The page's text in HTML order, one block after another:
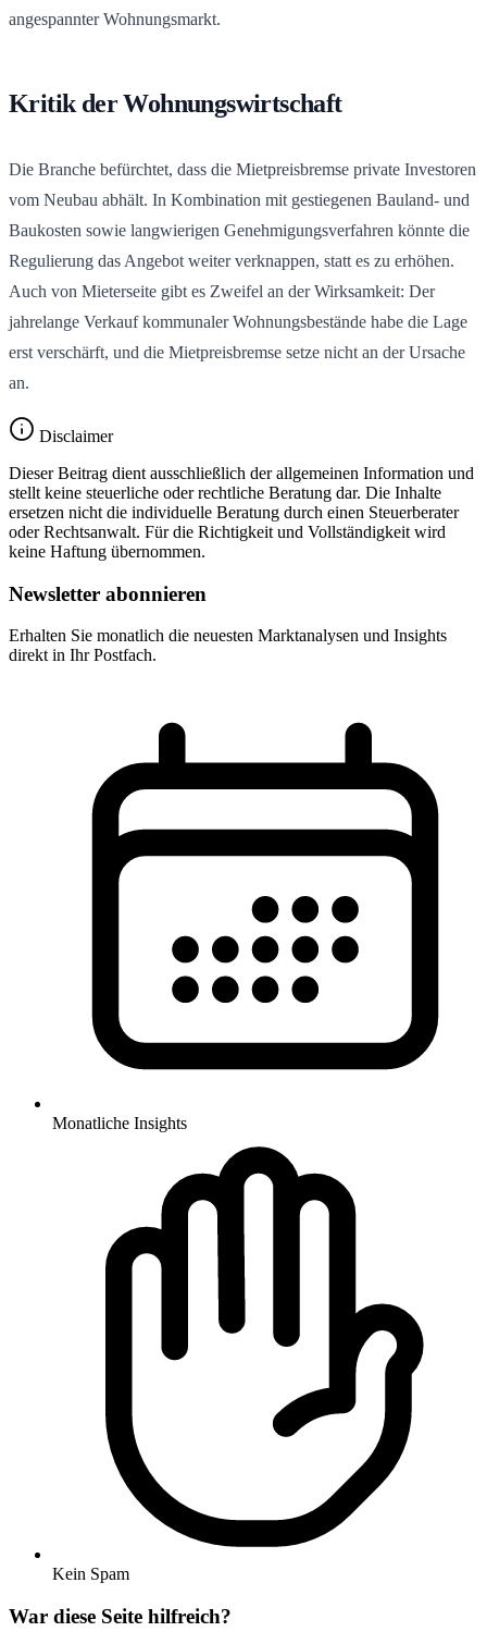
angespannter Wohnungsmarkt.
Kritik der Wohnungswirtschaft
Die Branche befürchtet, dass die Mietpreisbremse private Investoren
vom Neubau abhält. In Kombination mit gestiegenen Bauland- und
Baukosten sowie langwierigen Genehmigungsverfahren könnte die
Regulierung das Angebot weiter verknappen, statt es zu erhöhen.
Auch von Mieterseite gibt es Zweifel an der Wirksamkeit: Der
jahrelange Verkauf kommunaler Wohnungsbestände habe die Lage
erst verschärft, und die Mietpreisbremse setze nicht an der Ursache
an.
Disclaimer
Dieser Beitrag dient ausschließlich der allgemeinen Information und
stellt keine steuerliche oder rechtliche Beratung dar. Die Inhalte
ersetzen nicht die individuelle Beratung durch einen Steuerberater
oder Rechtsanwalt. Für die Richtigkeit und Vollständigkeit wird
keine Haftung übernommen.
Newsletter abonnieren
Erhalten Sie monatlich die neuesten Marktanalysen und Insights
direkt in Ihr Postfach.
Monatliche Insights
Kein Spam
War diese Seite hilfreich?